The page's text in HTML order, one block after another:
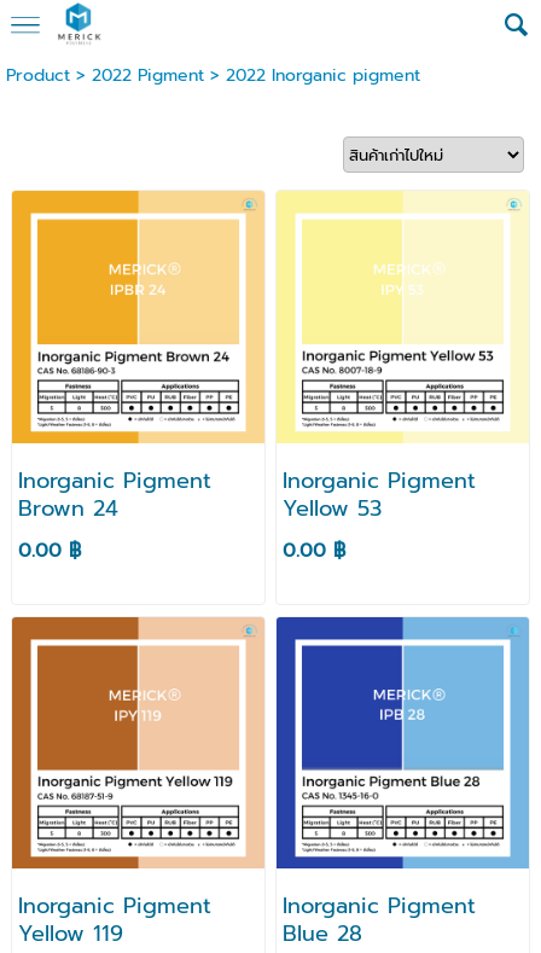
Product> 2022 Pigment> 2022 Inorganic pigment
Inorganic Pigment
Brown 24
0.00 ฿
Inorganic Pigment
Yellow 53
0.00 ฿
Inorganic Pigment
Yellow 119
Inorganic Pigment
Blue 28